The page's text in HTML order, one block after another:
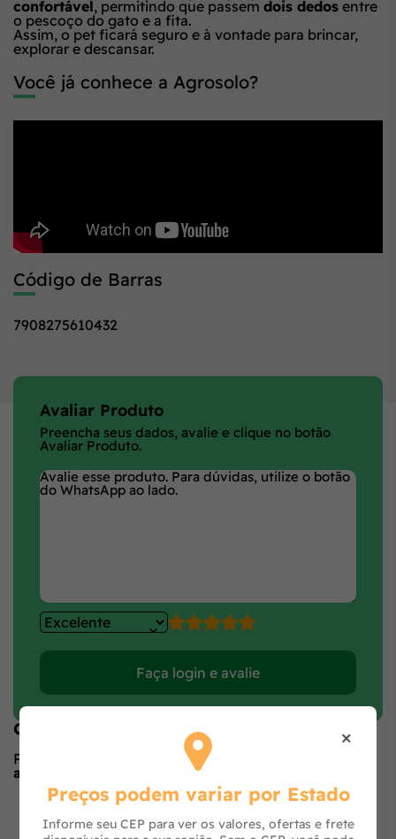
confortável, permitindo que passem dois dedos entre
o pescoço do gato e a fita.
Assim, o pet ficará seguro e à vontade para brincar,
explorar e descansar.
Você já conhece a Agrosolo?
Código de Barras
7908275610432
Avaliar Produto
Preencha seus dados, avalie e clique no botão
Avaliar Produto.
Faça login e avalie
Opiniões de quem comprou o produto
Produto ainda sem avaliações,
avaliar
no formulário ao lado.
O que os outros estão vendo
×
Preços podem variar por Estado
Informe seu CEP para ver os valores, ofertas e frete